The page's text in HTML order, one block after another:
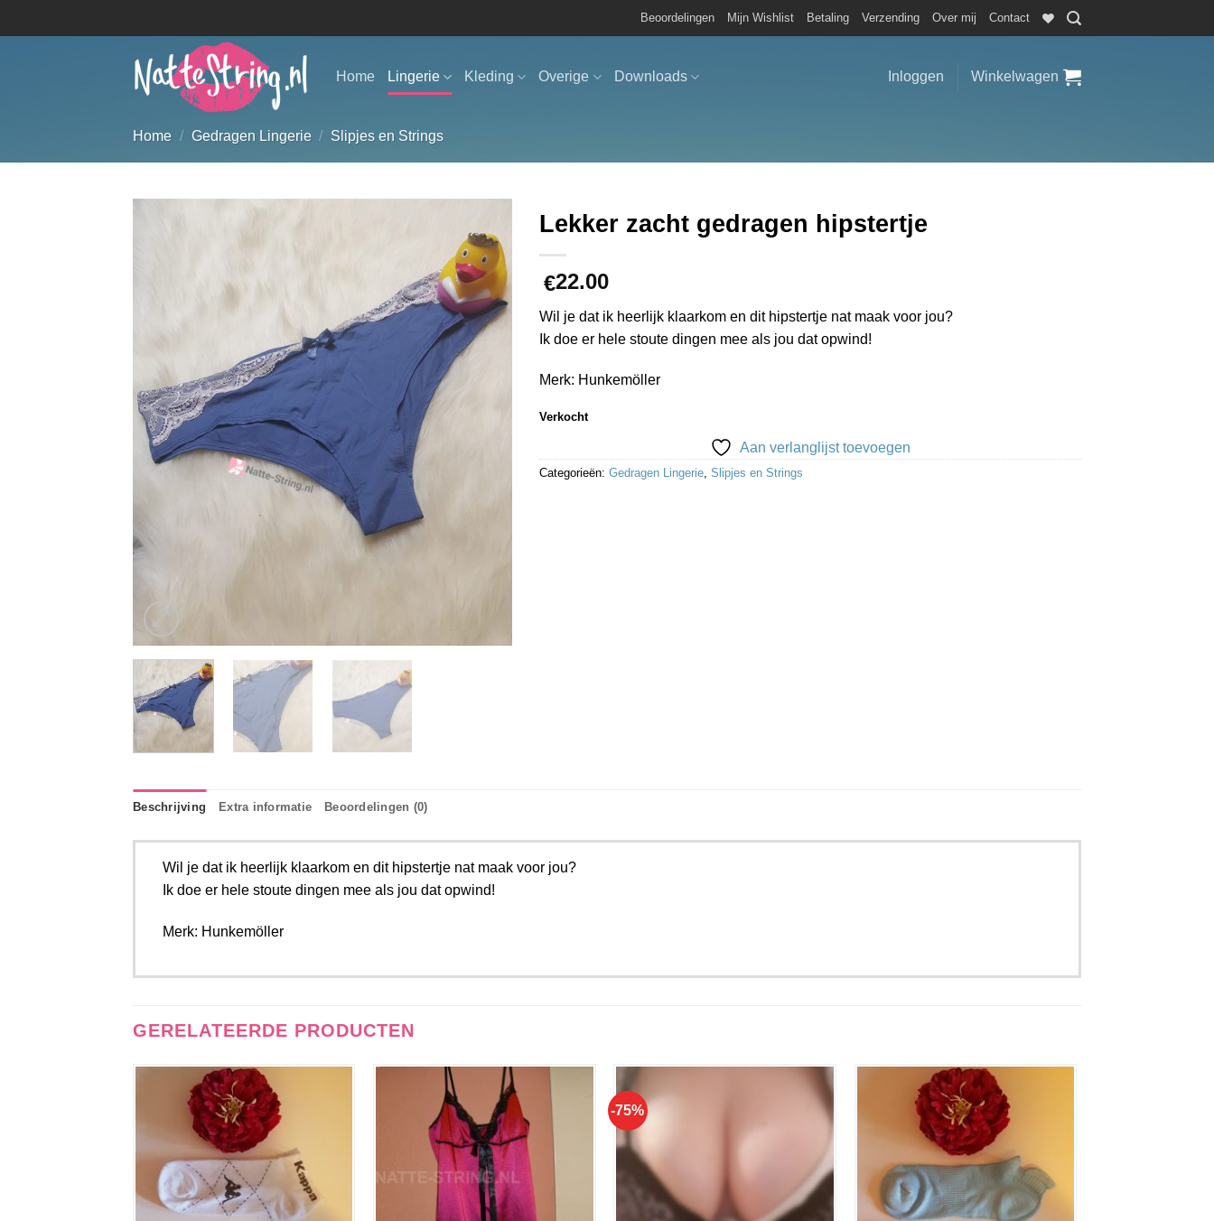
naar
Beoordelingen Mijn Wishlist Betaling Verzending Over mij Contact
Home Lingerie Kleding Overige Downloads Inloggen Winkelwagen
Home / Gedragen Lingerie / Slipjes en Strings
Aan
verlanglijst
toevoegen
Lekker zacht gedragen hipstertje
€22.00
Wil je dat ik heerlijk klaarkom en dit hipstertje nat maak voor jou?
Ik doe er hele stoute dingen mee als jou dat opwind!
Merk: Hunkemöller
Verkocht
Aan verlanglijst toevoegen
Categorieën: Gedragen Lingerie, Slipjes en Strings
Beschrijving Extra informatie Beoordelingen (0)
Wil je dat ik heerlijk klaarkom en dit hipstertje nat maak voor jou?
Ik doe er hele stoute dingen mee als jou dat opwind!
Merk: Hunkemöller
GERELATEERDE PRODUCTEN
verlanglijst
-75%